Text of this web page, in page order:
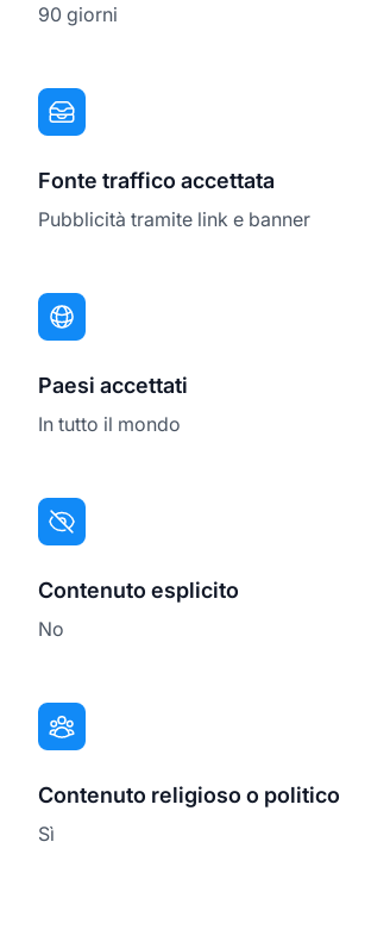
90 giorni
Fonte traffico accettata
Pubblicità tramite link e banner
Paesi accettati
In tutto il mondo
Contenuto esplicito
No
Contenuto religioso o politico
Sì